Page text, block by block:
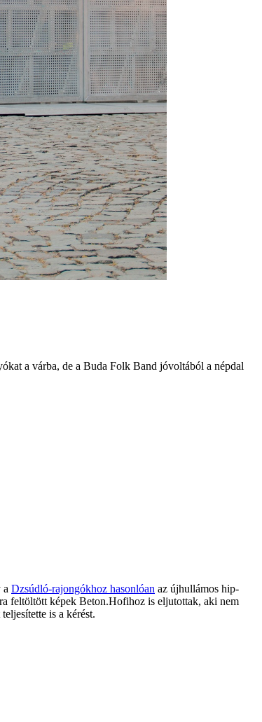
a várba, de a Buda Folk Band jóvoltából a népdal
a Dzsúdló-rajongókhoz hasonlóan az újhullámos hip-
feltöltött képek Beton.Hofihoz is eljutottak, aki nem
is a kérést.